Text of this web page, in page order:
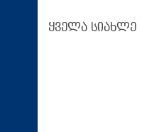
ყველა სიახლე